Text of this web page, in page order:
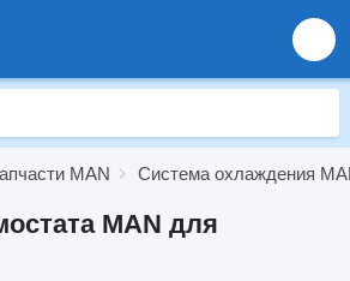
MAN Система охлаждения
MAN для